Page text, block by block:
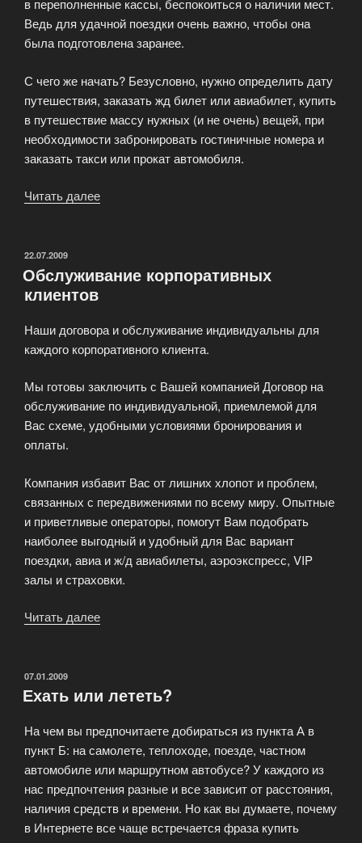
в переполненные кассы, беспокоиться о наличии мест.
Ведь для удачной поездки очень важно, чтобы она
была подготовлена заранее.
С чего же начать? Безусловно, нужно определить дату
путешествия, заказать жд билет или авиабилет, купить
в путешествие массу нужных (и не очень) вещей, при
необходимости забронировать гостиничные номера и
заказать такси или прокат автомобиля.
Читать далее
поездке
билеты?»
ОПУБЛИКОВАНО
22.07.2009
Обслуживание корпоративных
клиентов
Наши договора и обслуживание индивидуальны для
каждого корпоративного клиента.
Мы готовы заключить с Вашей компанией Договор на
обслуживание по индивидуальной, приемлемой для
Вас схеме, удобными условиями бронирования и
оплаты.
Компания избавит Вас от лишних хлопот и проблем,
связанных с передвижениями по всему миру. Опытные
и приветливые операторы, помогут Вам подобрать
наиболее выгодный и удобный для Вас вариант
поездки, авиа и ж/д авиабилеты, аэроэкспресс, VIP
залы и страховки.
Читать далее
ОПУБЛИКОВАНО
07.01.2009
Ехать или лететь?
На чем вы предпочитаете добираться из пункта А в
пункт Б: на самолете, теплоходе, поезде, частном
автомобиле или маршрутном автобусе? У каждого из
нас предпочтения разные и все зависит от расстояния,
наличия средств и времени. Но как вы думаете, почему
в Интернете все чаще встречается фраза купить